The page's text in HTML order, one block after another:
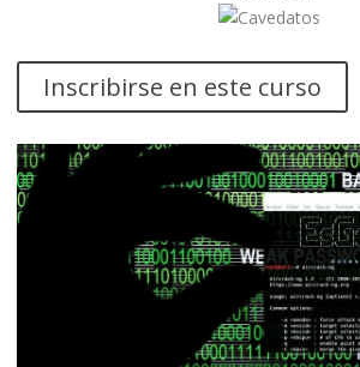
Inscribirse en este curso